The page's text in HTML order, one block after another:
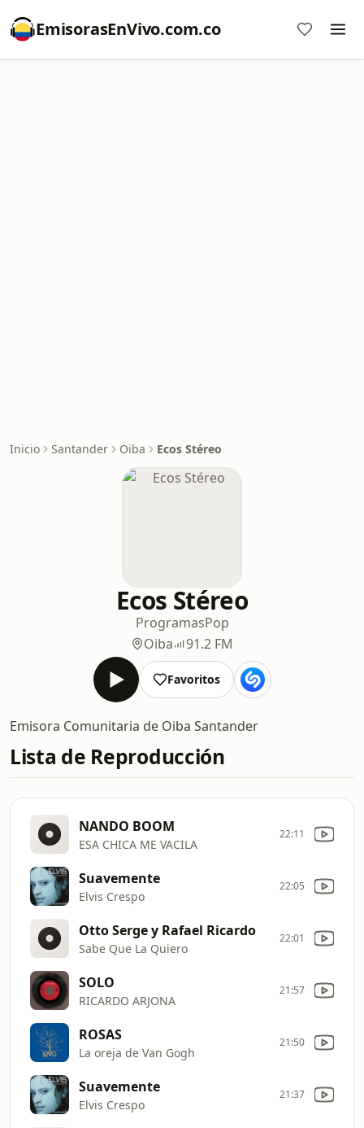
EmisorasEnVivo.com.co
Inicio Santander Oiba Ecos Stéreo
Ecos Stéreo
ProgramasPop
Oiba
91.2 FM
Favoritos
Emisora Comunitaria de Oiba Santander
Lista de Reproducción
NANDO BOOM
ESA CHICA ME VACILA
22:11
Suavemente
Elvis Crespo
22:05
Otto Serge y Rafael Ricardo
Sabe Que La Quiero
22:01
SOLO
RICARDO ARJONA
21:57
ROSAS
La oreja de Van Gogh
21:50
Suavemente
Elvis Crespo
21:37